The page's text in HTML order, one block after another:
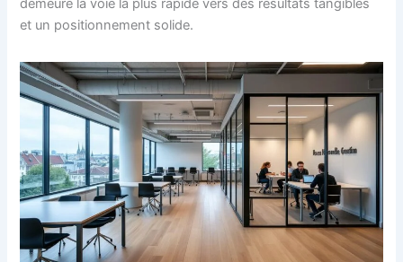
demeure la voie la plus rapide vers des résultats tangibles
et un positionnement solide.